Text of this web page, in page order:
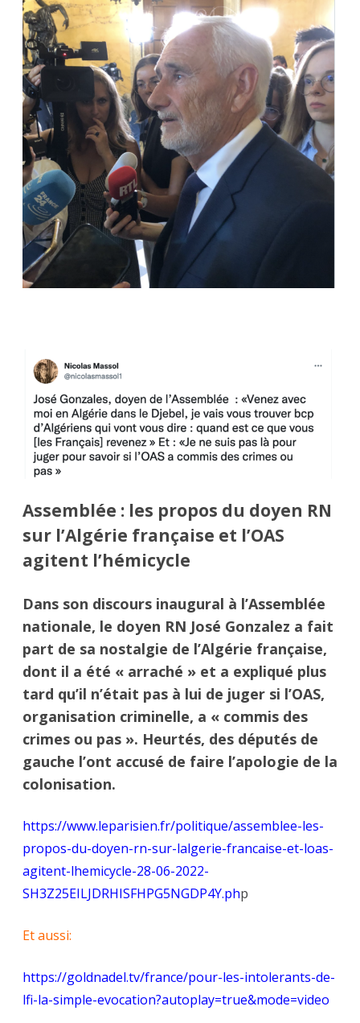
Assemblée : les propos du doyen RN
sur l’Algérie française et l’OAS
agitent l’hémicycle
Dans son discours inaugural à l’Assemblée
nationale, le doyen RN José Gonzalez a fait
part de sa nostalgie de l’Algérie française,
dont il a été « arraché » et a expliqué plus
tard qu’il n’était pas à lui de juger si l’OAS,
organisation criminelle, a « commis des
crimes ou pas ». Heurtés, des députés de
gauche l’ont accusé de faire l’apologie de la
colonisation.
https://www.leparisien.fr/politique/assemblee-les-
propos-du-doyen-rn-sur-lalgerie-francaise-et-loas-
agitent-lhemicycle-28-06-2022-
SH3Z25EILJDRHISFHPG5NGDP4Y.php
Et aussi:
https://goldnadel.tv/france/pour-les-intolerants-de-
lfi-la-simple-evocation?autoplay=true&mode=video